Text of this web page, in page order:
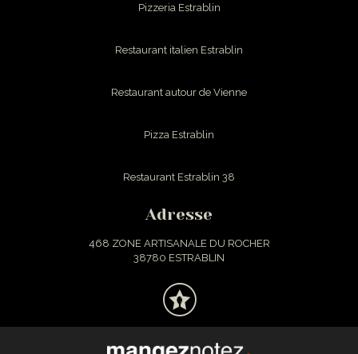
Pizzeria Estrablin
Restaurant italien Estrablin
Restaurant autour de Vienne
Pizza Estrablin
Restaurant Estrablin 38
Adresse
468 ZONE ARTISANALE DU ROCHER
38780 ESTRABLIN